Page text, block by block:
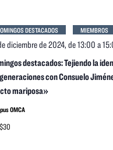
destacados: Tejiendo la
con Consuelo
mariposa»
diciembre de 2024, de 13:00 a
DESTACADOS MIEMBROS
OMCA